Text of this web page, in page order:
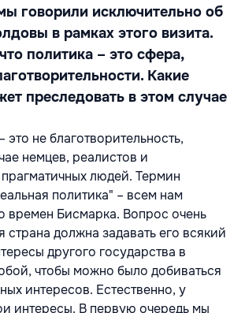
говорили исключительно об
в рамках этого визита.
политика – это сфера,
Какие
преследовать в этом случае
это не благотворительность,
немцев, реалистов и
людей. Термин
политика" – всем нам
времен Бисмарка. Вопрос очень
должна задавать его всякий
другого государства в
чтобы можно было добиваться
интересов. Естественно, у
интересы. В первую очередь мы